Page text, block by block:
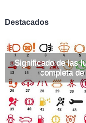
Destacados
Significado de las
completa